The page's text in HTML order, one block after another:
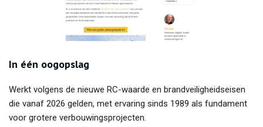
In één oogopslag
Werkt volgens de nieuwe RC-waarde en brandveiligheidseisen
die vanaf 2026 gelden, met ervaring sinds 1989 als fundament
voor grotere verbouwingsprojecten.